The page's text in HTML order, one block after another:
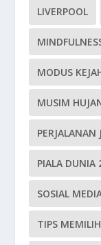
LIVERPOOL
MODUS
MUSIM
PERJALANAN
PIALA DUNIA
SOSIAL
TIPS